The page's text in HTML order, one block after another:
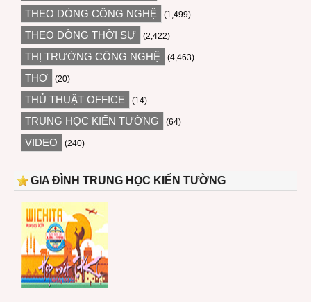
THEO DÒNG CÔNG NGHỆ (1,499)
THEO DÒNG THỜI SỰ (2,422)
THỊ TRƯỜNG CÔNG NGHỆ (4,463)
THƠ (20)
THỦ THUẬT OFFICE (14)
TRUNG HỌC KIẾN TƯỜNG (64)
VIDEO (240)
GIA ĐÌNH TRUNG HỌC KIẾN TƯỜNG